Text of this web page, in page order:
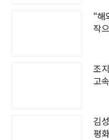
“해
작
조
고
김
평